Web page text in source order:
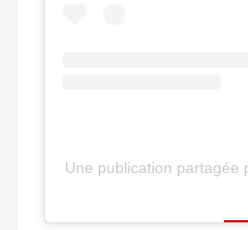
Une publication partagée